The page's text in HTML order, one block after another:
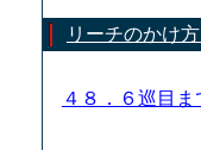
リーチのかけ
４８．６巡目